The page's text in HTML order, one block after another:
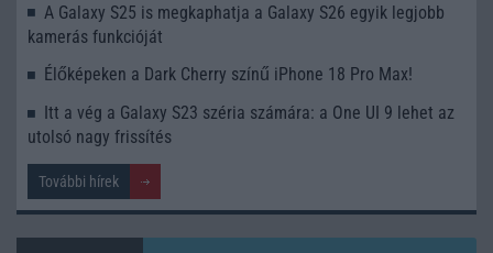
A Galaxy S25 is megkaphatja a Galaxy S26 egyik legjobb
kamerás funkcióját
Élőképeken a Dark Cherry színű iPhone 18 Pro Max!
Itt a vég a Galaxy S23 széria számára: a One UI 9 lehet az
utolsó nagy frissítés
További hírek